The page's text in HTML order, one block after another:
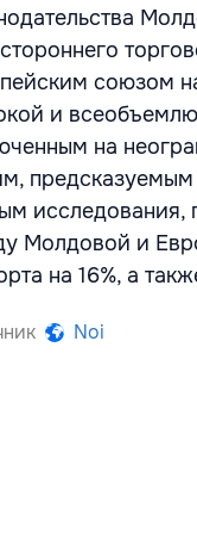
союзом
и
на
предсказуемым
исследования,
Молдовой и
на 16%, а
Noi